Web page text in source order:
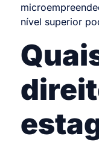
nível superior